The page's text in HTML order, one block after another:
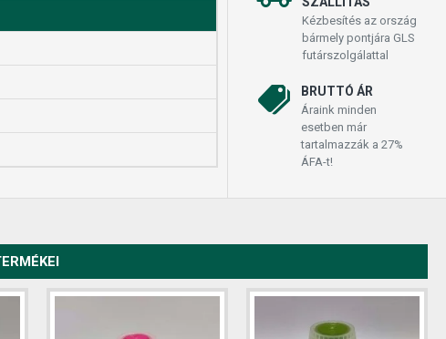
Kézbesítés az ország
bármely pontjára GLS
futárszolgálattal
BRUTTÓ ÁR
Áraink minden
esetben már
tartalmazzák a 27%
ÁFA-t!